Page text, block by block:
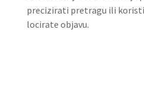
precizirati pretragu ili
locirate objavu.